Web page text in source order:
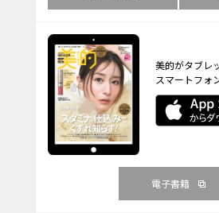
美的がタブレ
スマートフォ
電子書籍